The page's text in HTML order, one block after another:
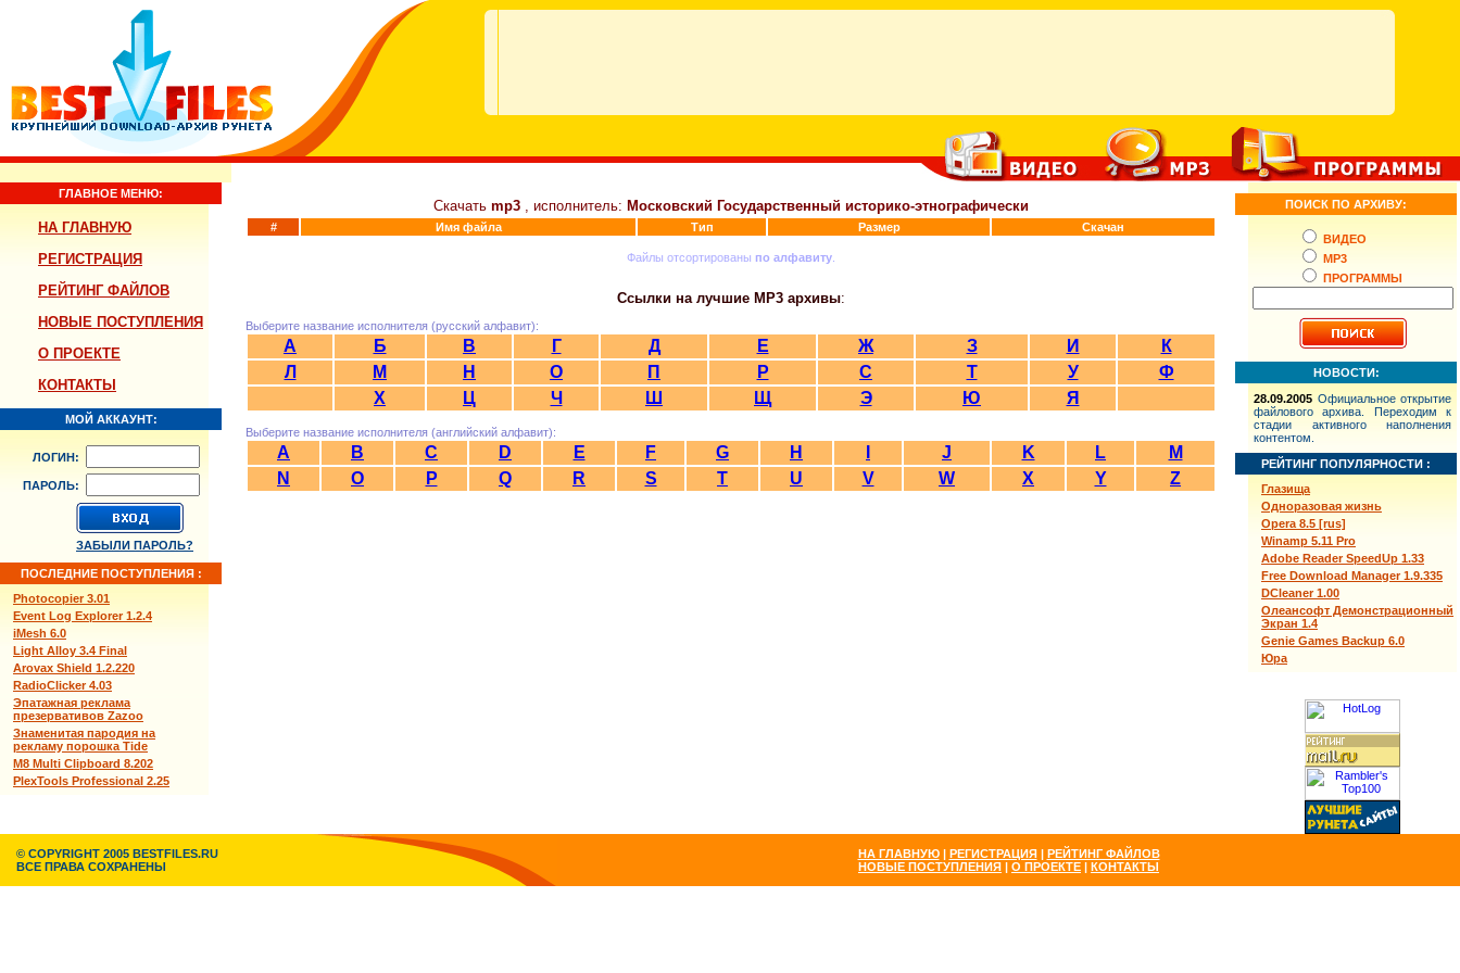
ГЛАВНОЕ МЕНЮ:
НА ГЛАВНУЮ
РЕГИСТРАЦИЯ
РЕЙТИНГ ФАЙЛОВ
НОВЫЕ ПОСТУПЛЕНИЯ
О ПРОЕКТЕ
КОНТАКТЫ
МОЙ АККАУНТ:
ЛОГИН:
ПАРОЛЬ:
ЗАБЫЛИ ПАРОЛЬ?
ПОСЛЕДНИЕ ПОСТУПЛЕНИЯ :
Photocopier 3.01
Event Log Explorer 1.2.4
iMesh 6.0
Light Alloy 3.4 Final
Arovax Shield 1.2.220
RadioClicker 4.03
Эпатажная реклама
презервативов Zazoo
Знаменитая пародия на
рекламу порошка Tide
M8 Multi Clipboard 8.202
PlexTools Professional 2.25
Скачать mp3 , исполнитель: Московский Государственный историко-этнографически
# Имя файла Тип Размер Скачан
Файлы отсортированы по алфавиту
Ссылки на лучшие MP3 архивы:
Выберите название исполнителя (русский алфавит):
А Б В Г Д Е Ж З И
К
Л
М Н О П Р С Т У
Ф
Х
Ц Ч Ш Щ Э Ю Я
Выберите название исполнителя (английский алфавит):
A B C D E F G H J K L
M
N
O P Q R S T U V W X Y Z
ПОИСК ПО АРХИВУ:
ВИДЕО
MP3
ПРОГРАММЫ
НОВОСТИ:
28.09.2005 Официальное открытие
файлового архива. Переходим к
стадии активного наполнения
контентом.
РЕЙТИНГ ПОПУЛЯРНОСТИ :
Глазища
Одноразовая жизнь
Opera 8.5 [rus]
Winamp 5.11 Pro
Adobe Reader SpeedUp 1.33
Free Download Manager 1.9.335
DCleaner 1.00
Олеансофт Демонстрационный
Экран 1.4
Genie Games Backup 6.0
Юра
© COPYRIGHT 2005 BESTFILES.RU
ВСЕ ПРАВА СОХРАНЕНЫ
НА ГЛАВНУЮ | РЕГИСТРАЦИЯ | РЕЙТИНГ ФАЙЛОВ
НОВЫЕ ПОСТУПЛЕНИЯ | О ПРОЕКТЕ | КОНТАКТЫ